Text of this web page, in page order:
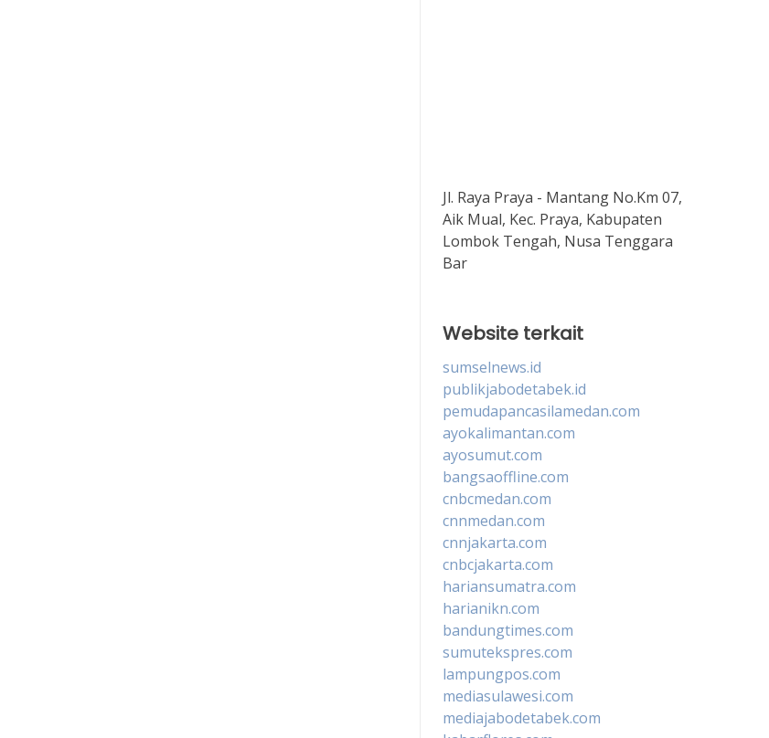
Jl. Raya Praya - Mantang No.Km 07,
Aik Mual, Kec. Praya, Kabupaten
Lombok Tengah, Nusa Tenggara
Bar
Website terkait
sumselnews.id
publikjabodetabek.id
pemudapancasilamedan.com
ayokalimantan.com
ayosumut.com
bangsaoffline.com
cnbcmedan.com
cnnmedan.com
cnnjakarta.com
cnbcjakarta.com
hariansumatra.com
harianikn.com
bandungtimes.com
sumutekspres.com
lampungpos.com
mediasulawesi.com
mediajabodetabek.com